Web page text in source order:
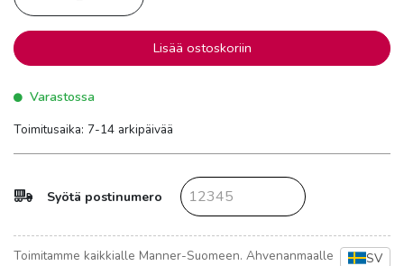
Lisää ostoskoriin
Varastossa
Toimitusaika: 7-14 arkipäivää
Syötä postinumero
Toimitamme kaikkialle Manner-Suomeen. Ahvenanmaalle
SV